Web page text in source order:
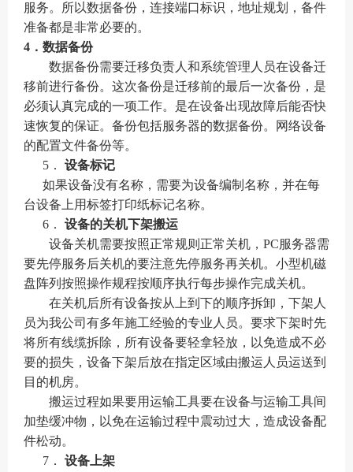
服务。所以数据备份，连接端口标识，地址规划，备件
准备都是非常必要的。
4 ． 数据备份
数据备份需要迁移负责人和系统管理人员在设备迁
移前进行备份。这次备份是迁移前的最后一次备份，是
必须认真完成的一项工作。是在设备出现故障后能否快
速恢复的保证。备份包括服务器的数据备份。网络设备
的配置文件备份等。
5． 设备标记
如果设备没有名称，需要为设备编制名称，并在每
台设备上用标签打印纸标记名称。
6． 设备的关机下架搬运
设备关机需要按照正常规则正常关机， PC服务器需
要先停服务后关机的要注意先停服务再关机。小型机磁
盘阵列按照操作规程按顺序执行每步操作完成关机。
在关机后所有设备按从上到下的顺序拆卸，下架人
员为我公司有多年施工经验的专业人员。要求下架时先
将所有线缆拆除，所有设备要轻拿轻放，以免造成不必
要的损失，设备下架后放在指定区域由搬运人员运送到
目的机房。
搬运过程如果要用运输工具要在设备与运输工具间
加垫缓冲物，以免在运输过程中震动过大，造成设备配
件松动。
7． 设备上架